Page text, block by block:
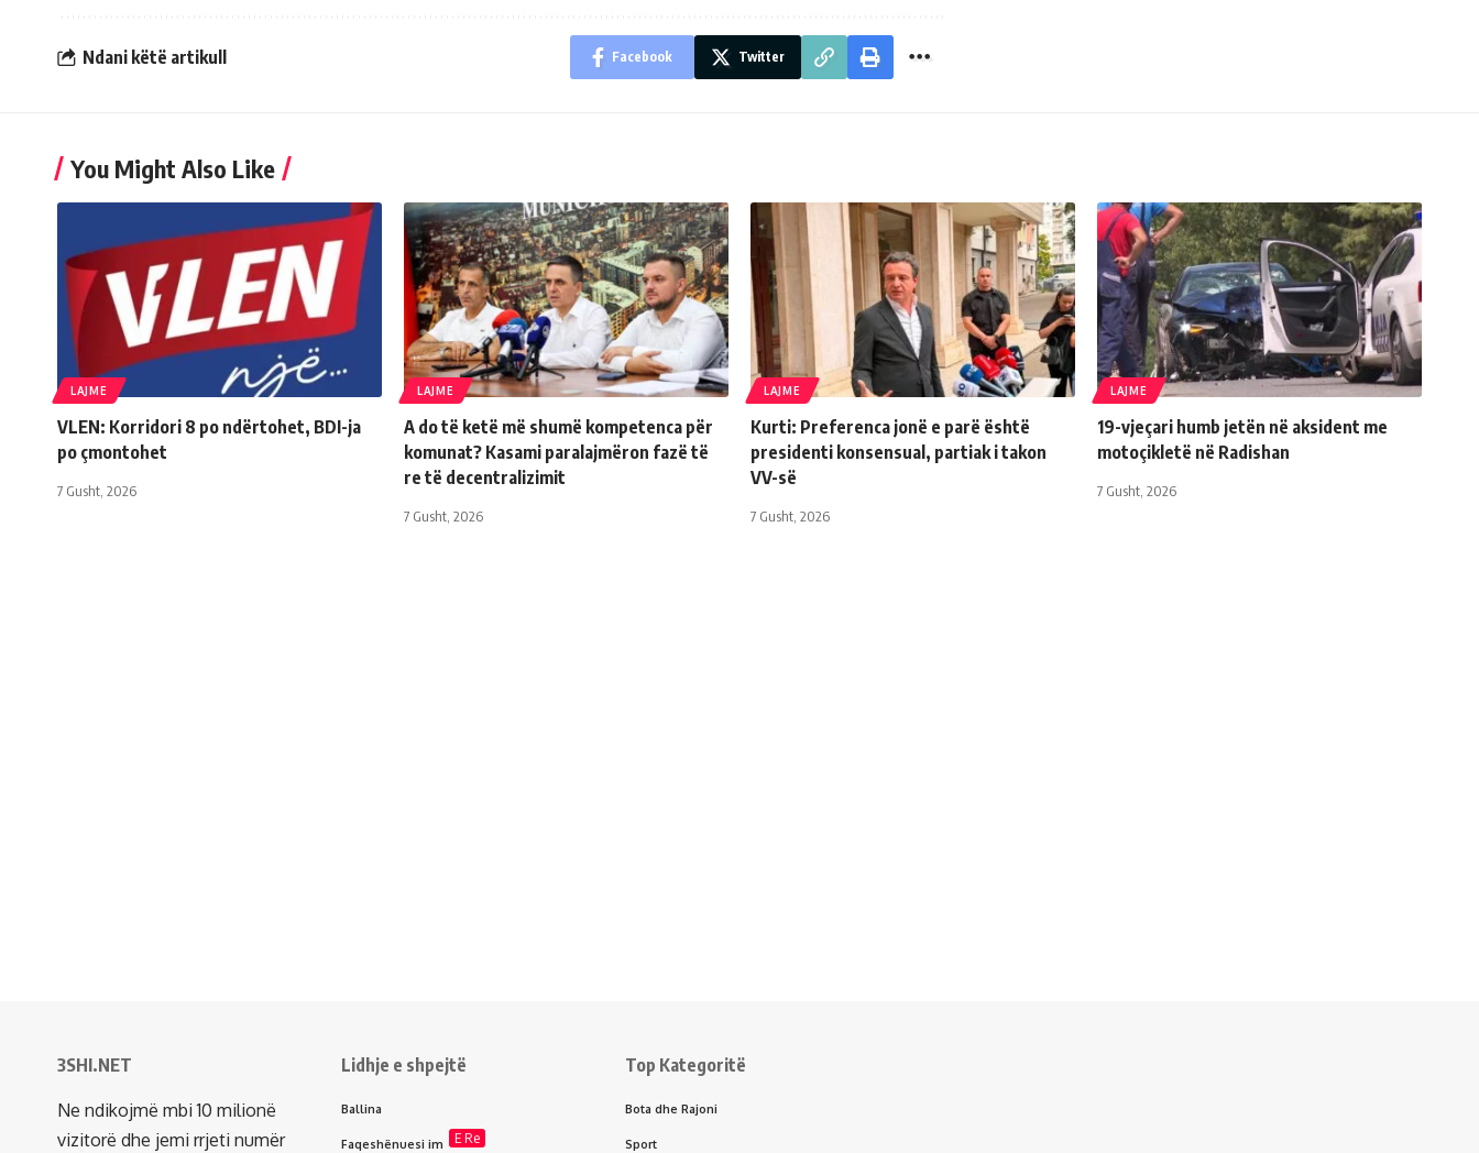
Ndani këtë artikull Facebook Twitter
You Might Also Like
LAJME
VLEN: Korridori 8 po ndërtohet, BDI-ja
po çmontohet
7 Gusht, 2026
LAJME
A do të ketë më shumë kompetenca për
komunat? Kasami paralajmëron fazë të
re të decentralizimit
7 Gusht, 2026
LAJME
Kurti: Preferenca jonë e parë është
presidenti konsensual, partiak i takon
VV-së
7 Gusht, 2026
LAJME
19-vjeçari humb jetën në aksident me
motoçikletë në Radishan
7 Gusht, 2026
3SHI.NET
Ne ndikojmë mbi 10 milionë
vizitorë dhe jemi rrjeti numër
Lidhje e shpejtë
Ballina
Faqeshënuesi im E Re
Top Kategoritë
Bota dhe Rajoni
Sport